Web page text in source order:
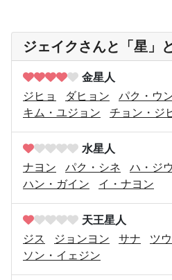
ジェイクさんと「星」
金星人
ジヒョ
ダヒョン
パク・ウ
キム・ユジョン
チョン・ジ
水星人
ナヨン
パク・シネ ハ・ジ
ハン・ガイン
イ・ナヨン
天王星人
ジス
ジョンヨン サナ ツ
ソン・イェジン